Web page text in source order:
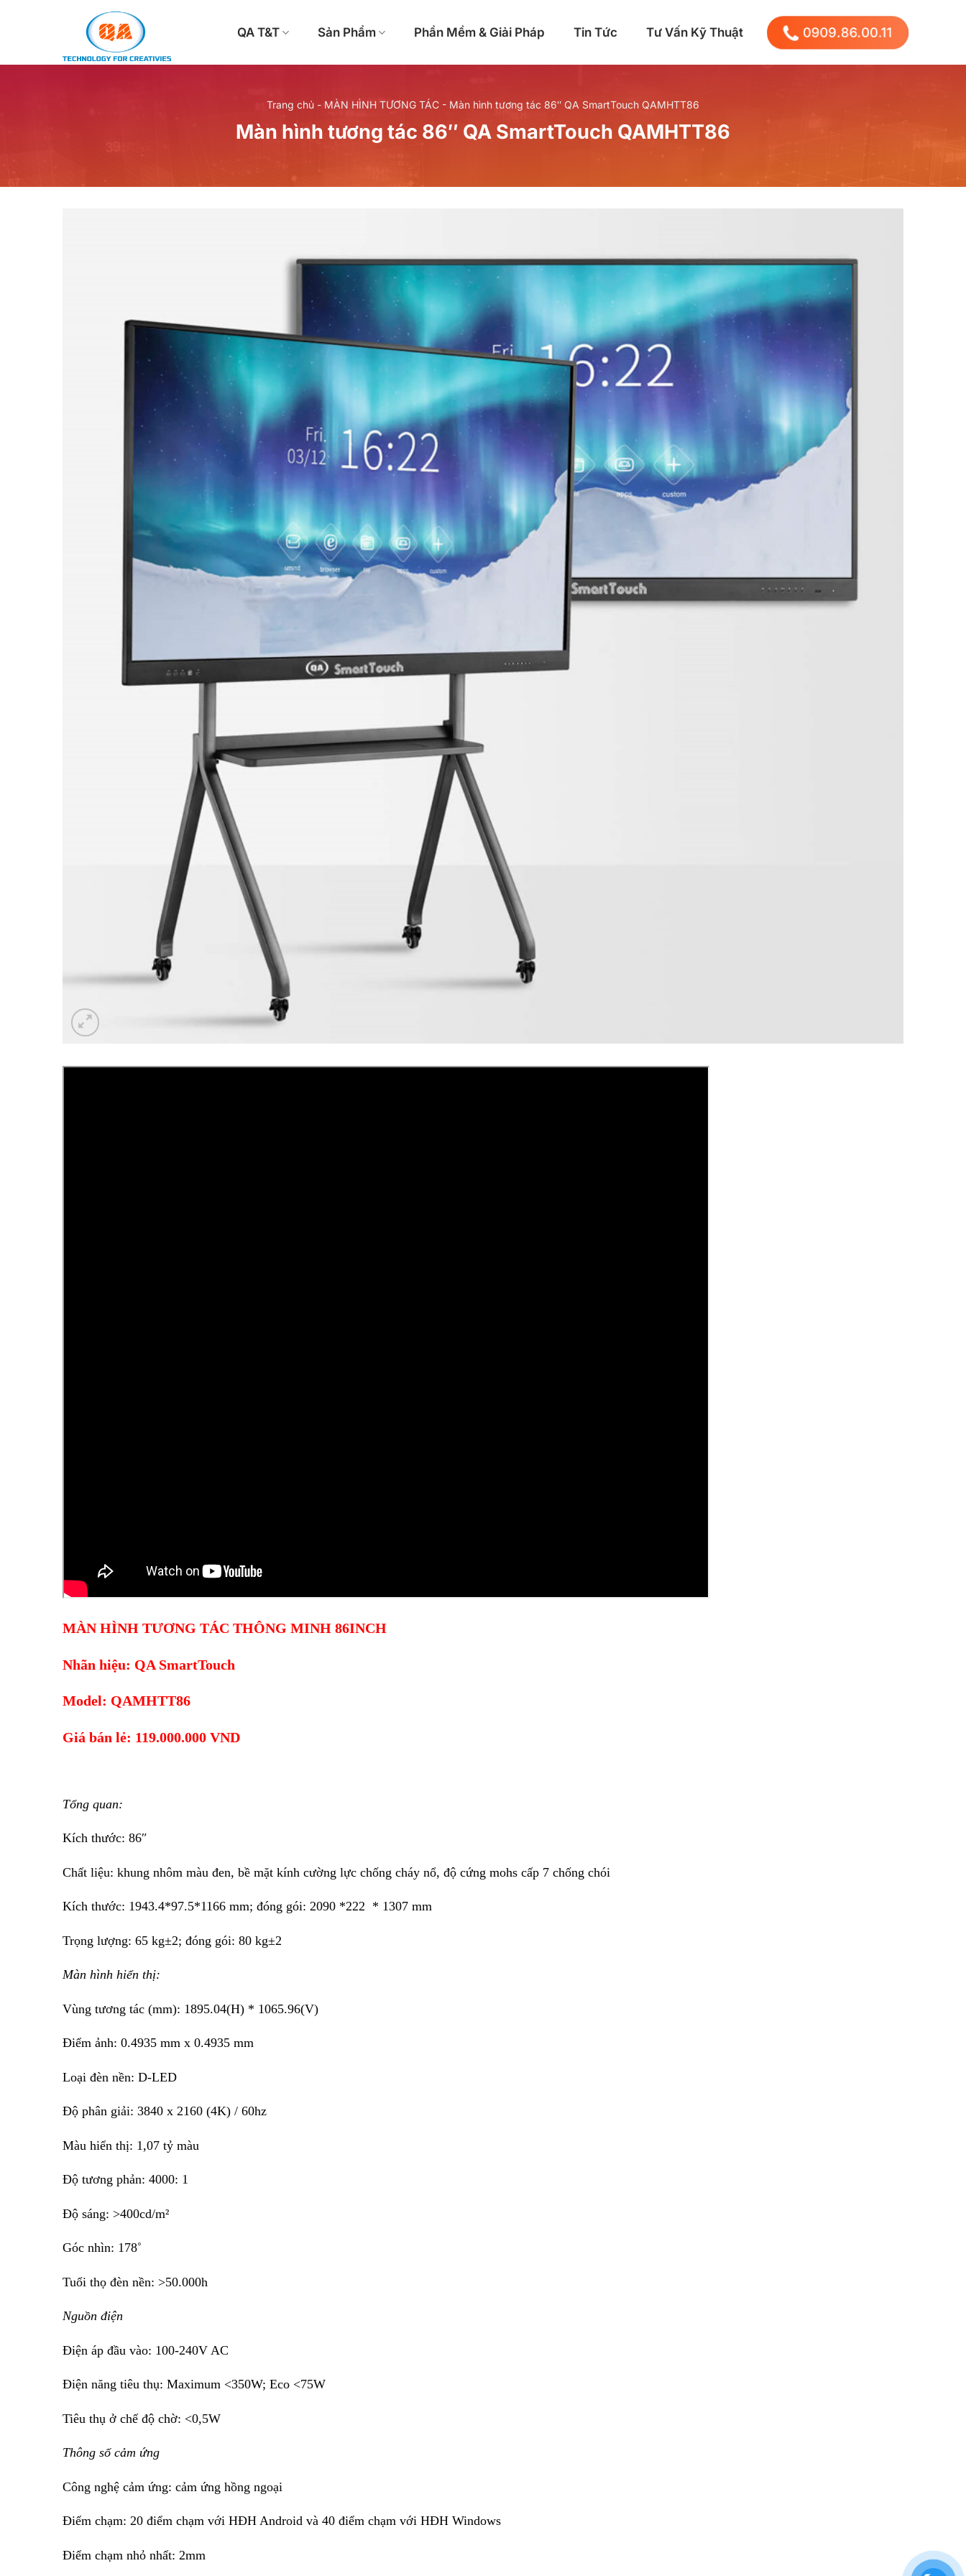
dung
QA T&T Sản Phẩm Phần Mềm & Giải Pháp Tin Tức Tư Vấn Kỹ Thuật 0909.86.00.11
Trang chủ - MÀN HÌNH TƯƠNG TÁC - Màn hình tương tác 86″ QA SmartTouch QAMHTT86
Màn hình tương tác 86″ QA SmartTouch QAMHTT86
MÀN HÌNH TƯƠNG TÁC THÔNG MINH 86INCH
Nhãn hiệu: QA SmartTouch
Model: QAMHTT86
Giá bán lẻ: 119.000.000 VND
Tổng quan:
Kích thước: 86″
Chất liệu: khung nhôm màu đen, bề mặt kính cường lực chống cháy nổ, độ cứng mohs cấp 7 chống chói
Kích thước: 1943.4*97.5*1166 mm; đóng gói: 2090 *222 * 1307 mm
Trọng lượng: 65 kg±2; đóng gói: 80 kg±2
Màn hình hiển thị:
Vùng tương tác (mm): 1895.04(H) * 1065.96(V)
Điểm ảnh: 0.4935 mm x 0.4935 mm
Loại đèn nền: D-LED
Độ phân giải: 3840 x 2160 (4K) / 60hz
Màu hiển thị: 1,07 tỷ màu
Độ tương phản: 4000: 1
Độ sáng: >400cd/m²
Góc nhìn: 178˚
Tuổi thọ đèn nền: >50.000h
Nguồn điện
Điện áp đầu vào: 100-240V AC
Điện năng tiêu thụ: Maximum <350W; Eco <75W
Tiêu thụ ở chế độ chờ: <0,5W
Thông số cảm ứng
Công nghệ cảm ứng: cảm ứng hồng ngoại
Điểm chạm: 20 điểm chạm với HĐH Android và 40 điểm chạm với HĐH Windows
Điểm chạm nhỏ nhất: 2mm